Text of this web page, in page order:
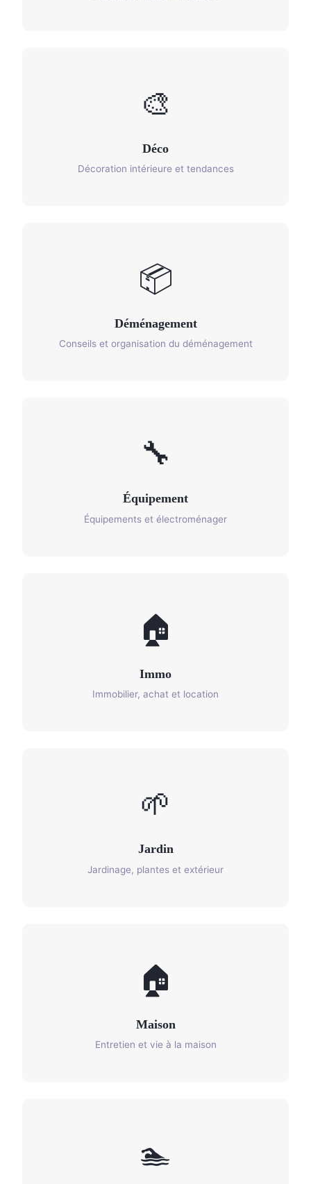
🎨
Déco
Décoration intérieure et tendances
📦
Déménagement
Conseils et organisation du déménagement
🔧
Équipement
Équipements et électroménager
🏠
Immo
Immobilier, achat et location
🌱
Jardin
Jardinage, plantes et extérieur
🏠
Maison
Entretien et vie à la maison
🏊